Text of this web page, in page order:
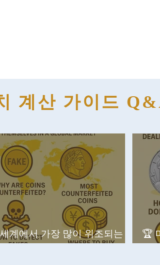
계산 가이드
계에서 가장 많이 위조되는
🏆